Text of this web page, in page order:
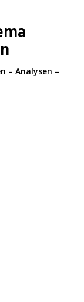
– Analysen –